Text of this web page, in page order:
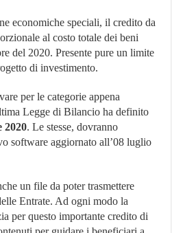
economiche speciali, il credito da
al costo totale dei beni
del 2020. Presente pure un limite
di investimento.
per le categorie appena
Legge di Bilancio ha definito
2020. Le stesse, dovranno
software aggiornato all’08 luglio
un file da poter trasmettere
Entrate. Ad ogni modo la
per questo importante credito di